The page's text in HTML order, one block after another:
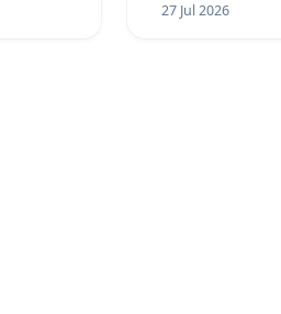
27 Jul 2026